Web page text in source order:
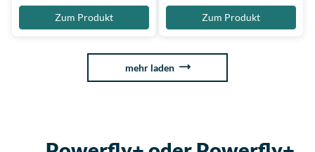
Zum Produkt Zum Produkt
mehr laden